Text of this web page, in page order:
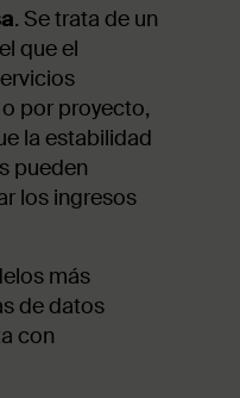
. Se trata de un
que el
por proyecto,
la estabilidad
pueden
los ingresos
más
de datos
con